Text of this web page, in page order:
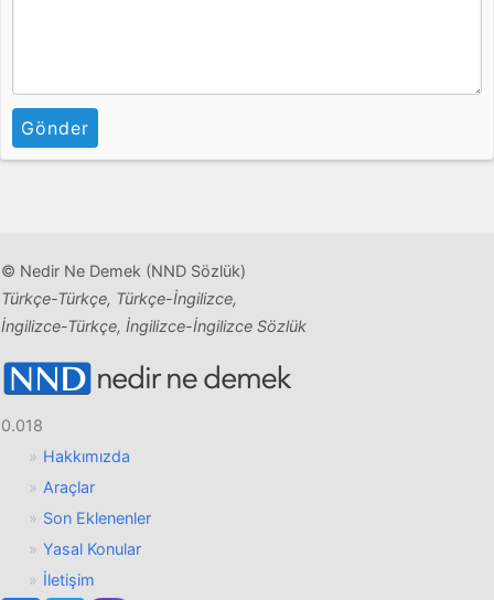
Gönder
© Nedir Ne Demek (NND Sözlük)
Türkçe-Türkçe, Türkçe-İngilizce,
İngilizce-Türkçe, İngilizce-İngilizce Sözlük
0.018
Hakkımızda
Araçlar
Son Eklenenler
Yasal Konular
İletişim